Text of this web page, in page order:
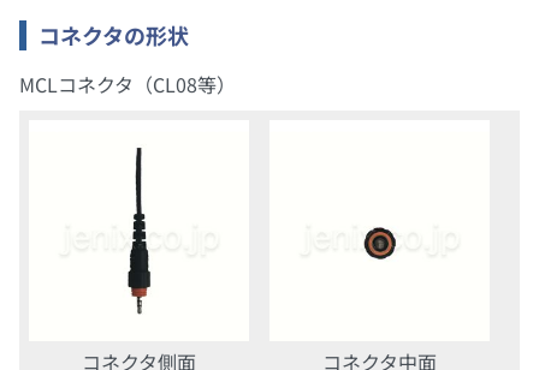
コネクタの形状
MCLコネクタ（CL08等）
コネクタ側面 コネクタ中面